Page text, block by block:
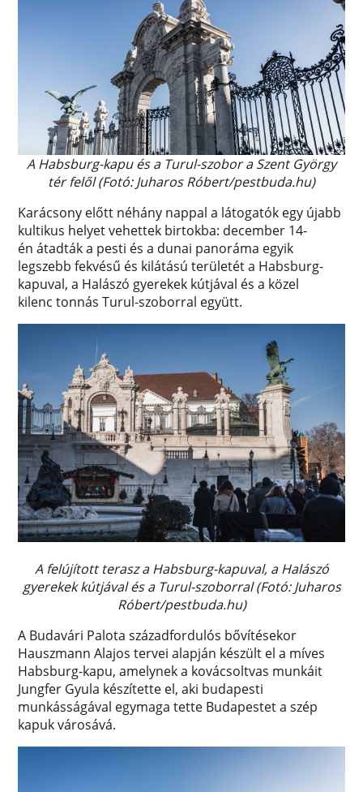
A Habsburg-kapu és a Turul-szobor a Szent György
tér felől (Fotó: Juharos Róbert/pestbuda.hu)
Karácsony előtt néhány nappal a látogatók egy újabb
kultikus helyet vehettek birtokba: december 14-
én átadták a pesti és a dunai panoráma egyik
legszebb fekvésű és kilátású területét a Habsburg-
kapuval, a Halászó gyerekek kútjával és a közel
kilenc tonnás Turul-szoborral együtt.
A felújított terasz a Habsburg-kapuval, a Halászó
gyerekek kútjával és a Turul-szoborral (Fotó: Juharos
Róbert/pestbuda.hu)
A Budavári Palota századfordulós bővítésekor
Hauszmann Alajos tervei alapján készült el a míves
Habsburg-kapu, amelynek a kovácsoltvas munkáit
Jungfer Gyula készítette el, aki budapesti
munkásságával egymaga tette Budapestet a szép
kapuk városává.